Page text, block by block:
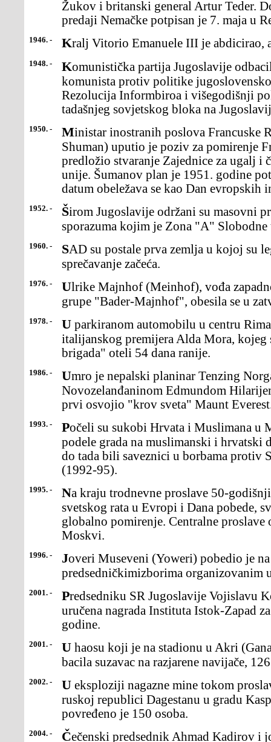
Žukov i britanski general Artur Teder.
predaji Nemačke potpisan je 7. maja u
1946. - Kralj Vitorio Emanuele III je
1948. - Komunistička partija Jugoslavije odbacila je optužbe sovjetskih
komunista protiv politike
Rezolucija Informbiroa i višegodišnji
tadašnjeg sovjetskog bloka na
1950. - Ministar inostranih poslova Francuske Rober Šuman (Robert
Shuman) uputio je poziv za pomirenje
predložio stvaranje Zajednice za ugalj i
unije. Šumanov plan je 1951. godine
datum obeležava se kao Dan evropskih
1952. - Širom Jugoslavije održani su masovni protesti zbog Londonskog
sporazuma kojim je Zona "A"
1960. - SAD su postale prva zemlja u kojoj su legalizovane piluleza
sprečavanje začeća.
1976. - Ulrike Majnhof (Meinhof), vođa zapadno nemačke terorističke
grupe "Bader-Majnhof", obesila se u
1978. - U parkiranom automobilu u centru Rima pronađeno je telo bivšeg
italijanskog premijera Alda Mora,
brigada" oteli 54 dana ranije.
1986. - Umro je nepalski planinar Tenzing Norgaj (Norgay), koji jes
Novozelanđaninom Edmundom
prvi osvojio "krov sveta" Maunt
1993. - Počeli su sukobi Hrvata i Muslimana u Mostaru koji sudoveli do
podele grada na muslimanski i hrvatski
do tada bili saveznici u borbama protiv
(1992-95).
1995. - Na kraju trodnevne proslave 50-godišnjice završetka Drugog
svetskog rata u Evropi i Dana pobede,
globalno pomirenje. Centralne proslave
Moskvi.
1996. - Joveri Museveni (Yoweri) pobedio je na prvim
predsedničkimizborima organizovanim
2001. - Predsedniku SR Jugoslavije Vojislavu Koštunici u Njujorkuje
uručena nagrada Instituta Istok-Zapad
godine.
2001. - U haosu koji je na stadionu u Akri (Gana) nastao kada jepolicija
bacila suzavac na razjarene navijače,
2002. - U eksploziji nagazne mine tokom proslave Dana pobede, ujužnoj
ruskoj republici Dagestanu u gradu
povređeno je 150 osoba.
2004. - Čečenski predsednik Ahmad Kadirov i još 24 osobe poginuli su u